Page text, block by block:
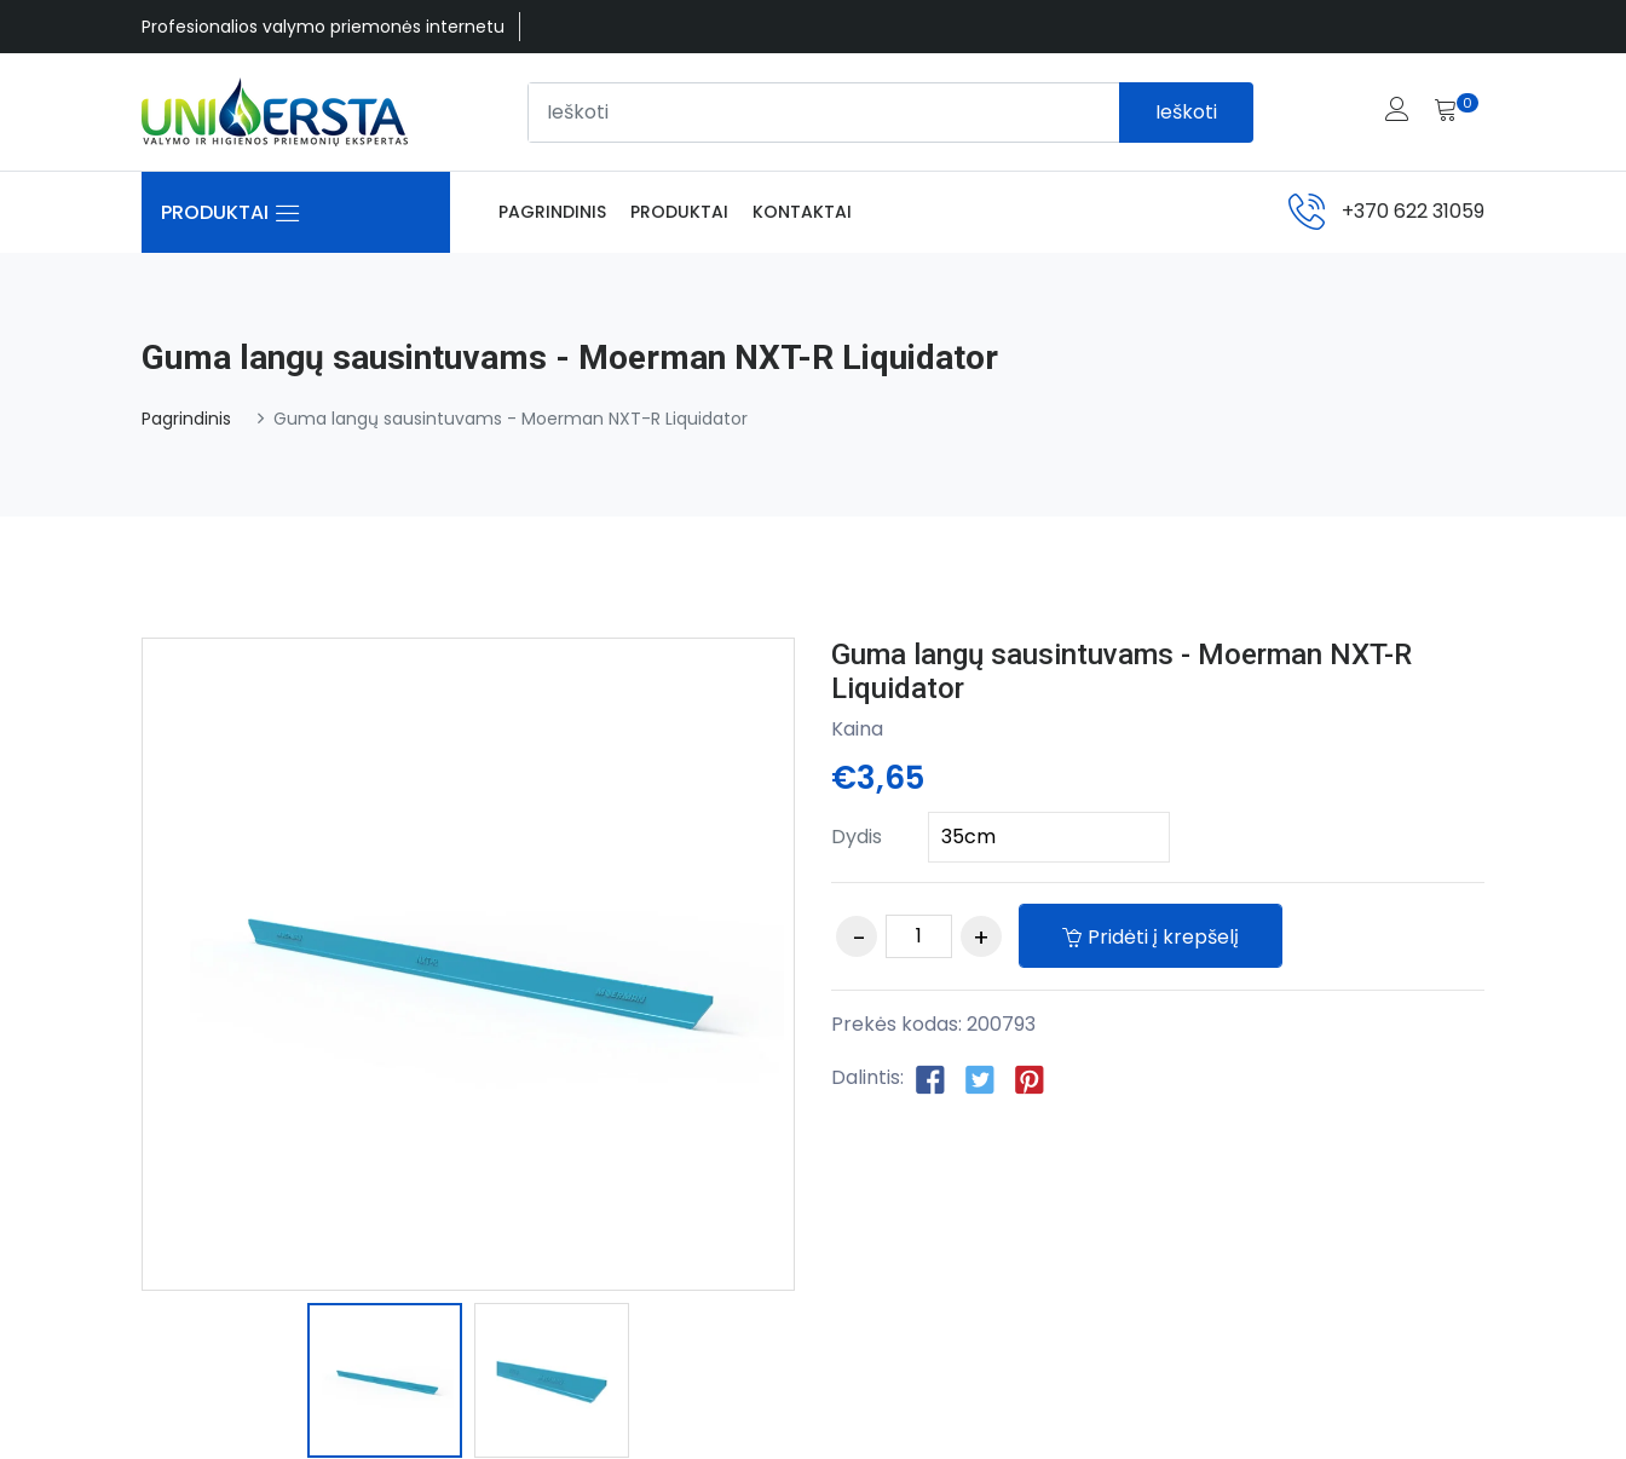
Profesionalios valymo priemonės internetu
Ieškoti 0
PRODUKTAI PAGRINDINIS PRODUKTAI KONTAKTAI +370 622 31059
Guma langų sausintuvams - Moerman NXT-R Liquidator
Pagrindinis Guma langų sausintuvams - Moerman NXT-R Liquidator
Guma langų sausintuvams - Moerman NXT-R
Liquidator
Kaina
€3,65
Dydis
Pridėti į krepšelį
Prekės kodas: 200793
Dalintis: